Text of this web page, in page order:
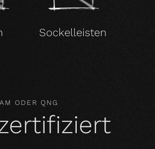
Sockelleisten
ODER QNG